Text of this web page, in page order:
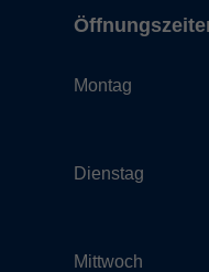
Montag
14:00
Dienstag
14:00
Mittwoch